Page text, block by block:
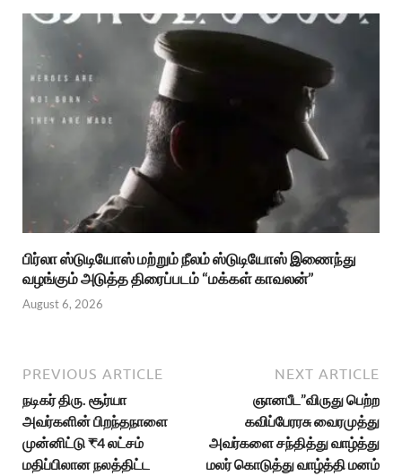
பிர்லா ஸ்டுடியோஸ் மற்றும் நீலம் ஸ்டுடியோஸ் இணைந்து
வழங்கும் அடுத்த திரைப்படம் “மக்கள் காவலன்”
August 6, 2026
PREVIOUS ARTICLE
நடிகர் திரு. சூர்யா
அவர்களின் பிறந்தநாளை
முன்னிட்டு ₹4 லட்சம்
மதிப்பிலான நலத்திட்ட
NEXT ARTICLE
ஞானபீட”விருது பெற்ற
கவிப்பேரரசு வைரமுத்து
அவர்களை சந்தித்து வாழ்த்து
மலர் கொடுத்து வாழ்த்தி மனம்